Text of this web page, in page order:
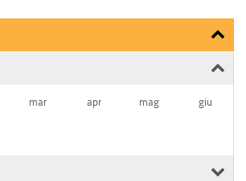
mar apr mag giu